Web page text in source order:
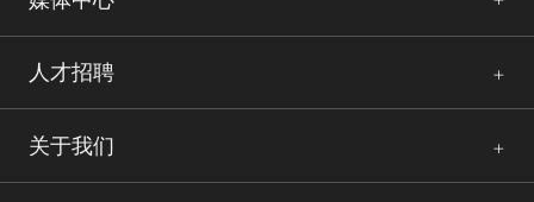
人才招聘
关于我们